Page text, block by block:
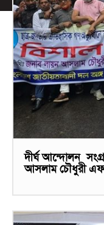
দীর্ঘ আন্দোলন
আসলাম চৌধুরী